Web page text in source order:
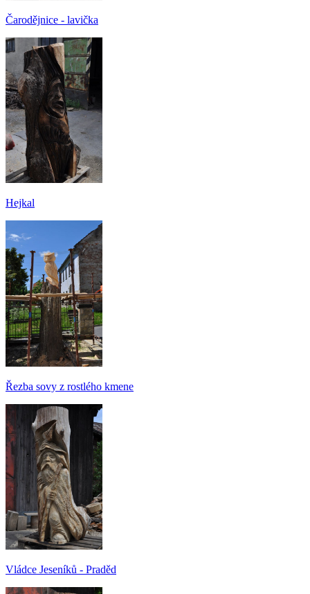
Čarodějnice - lavička
Hejkal
Řezba sovy z rostlého kmene
Vládce Jeseníků - Praděd